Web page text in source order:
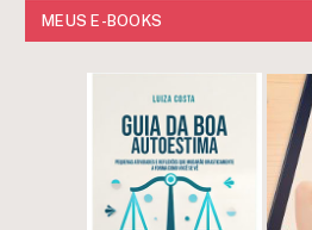
MEUS E-BOOKS